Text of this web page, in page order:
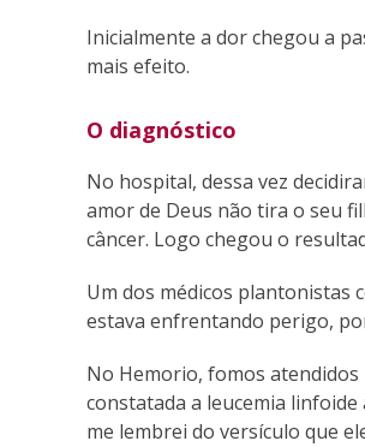
Inicialmente a dor chegou a
mais efeito.
O diagnóstico
No hospital, dessa vez
amor de Deus não tira o seu
câncer. Logo chegou o
Um dos médicos plantonistas
estava enfrentando perigo,
No Hemorio, fomos
constatada a leucemia
me lembrei do versículo que